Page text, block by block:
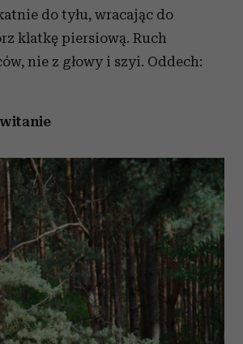
do tyłu, wracając do
klatkę piersiową. Ruch
nie z głowy i szyi. Oddech: